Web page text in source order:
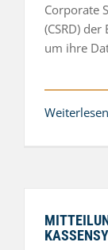
Corporate
(CSRD)
um ihre
Weiterlesen